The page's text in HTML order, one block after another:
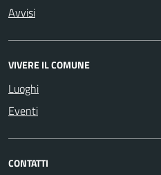
Avvisi
VIVERE IL COMUNE
Luoghi
Eventi
CONTATTI